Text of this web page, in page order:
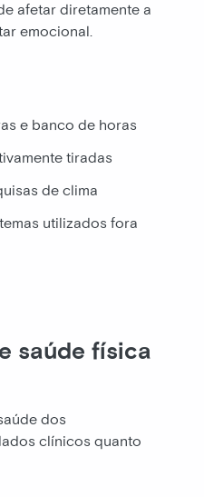
afetar diretamente a
emocional.
e banco de horas
tiradas
de clima
utilizados fora
saúde física
dos
clínicos quanto